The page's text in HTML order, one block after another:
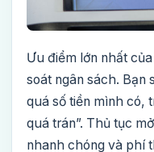
Ưu điểm lớn nhất
soát ngân sách. Bạn
quá số tiền mình có,
quá trán”. Thủ tục
nhanh chóng và phí